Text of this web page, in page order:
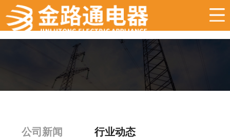
网站首页
关于我们
公司新闻 行业动态